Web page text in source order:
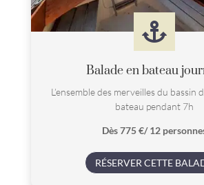

Balade en bateau
L’ensemble des merveilles du bassin
bateau pendant 7h
Dès 775 €/ 12
RÉSERVER CETTE